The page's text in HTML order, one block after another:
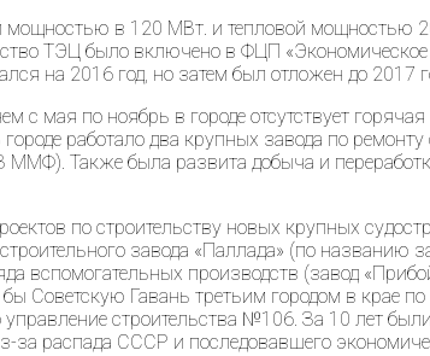
мощностью в 120 МВт. и тепловой
ТЭЦ было включено в ФЦП
на 2016 год, но затем был отложен до 2017
с мая по ноябрь в городе отсутствует горячая
работало два крупных завода по
Также была развита добыча и
по строительству новых крупных
завода «Паллада» (по названию
вспомогательных производств (завод
Советскую Гавань третьим городом в крае
строительства №106. За 10 лет
распада СССР и последовавшего